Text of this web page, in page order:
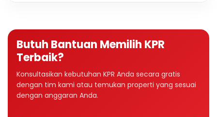
Butuh Bantuan Memilih KPR
Terbaik?
Konsultasikan kebutuhan KPR Anda secara gratis
dengan tim kami atau temukan properti yang sesuai
dengan anggaran Anda.